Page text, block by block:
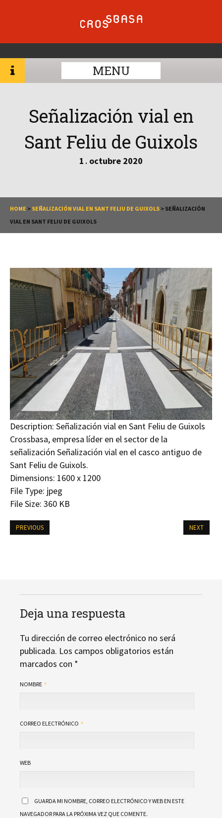
MENU
Señalización vial en
Sant Feliu de Guixols
1 . octubre 2020
HOME > SEÑALIZACIÓN VIAL EN SANT FELIU DE GUIXOLS > SEÑALIZACIÓN
VIAL EN SANT FELIU DE GUIXOLS
Description: Señalización vial en Sant Feliu de Guixols
Crossbasa, empresa líder en el sector de la
señalización Señalización vial en el casco antiguo de
Sant Feliu de Guixols.
Dimensions: 1600 x 1200
File Type: jpeg
File Size: 360 KB
PREVIOUS NEXT
Deja una respuesta
Tu dirección de correo electrónico no será
publicada. Los campos obligatorios están
marcados con *
NOMBRE
CORREO ELECTRÓNICO
WEB
GUARDA MI NOMBRE, CORREO ELECTRÓNICO Y WEB EN ESTE
NAVEGADOR PARA LA PRÓXIMA VEZ QUE COMENTE.